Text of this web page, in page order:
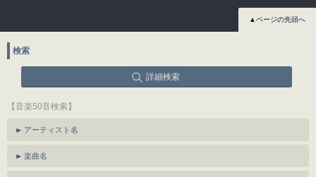
▲ページの先頭へ
検索
詳細検索
【音楽50音検索】
アーティスト名
楽曲名